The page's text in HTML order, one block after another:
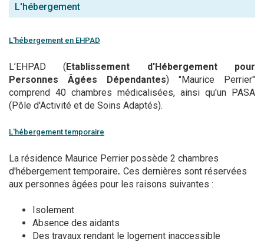
L'hébergement
L'hébergement en EHPAD
L’EHPAD (Etablissement d'Hébergement pour
Personnes Âgées Dépendantes) "Maurice Perrier"
comprend 40 chambres médicalisées, ainsi qu'un PASA
(Pôle d'Activité et de Soins Adaptés).
L'hébergement temporaire
La résidence Maurice Perrier possède 2 chambres
d'hébergement temporaire. Ces dernières sont réservées
aux personnes âgées pour les raisons suivantes :
Isolement
Absence des aidants
Des travaux rendant le logement inaccessible